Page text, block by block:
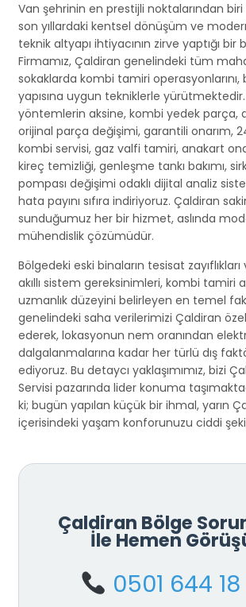
Van şehrinin en prestijli noktalarından
son yıllardaki kentsel dönüşüm ve
teknik altyapı ihtiyacının zirve yaptığı bir
Firmamız, Çaldiran genelindeki tüm
sokaklarda kombi tamiri
yapısına uygun tekniklerle
yöntemlerin aksine, kombi yedek parça,
orijinal parça değişimi, garantili onarım,
kombi servisi, gaz valfi tamiri, anakart
kireç temizliği, genleşme tankı bakımı,
pompası değişimi odaklı dijital analiz
hata payını sıfıra indiriyoruz. Çaldiran
sunduğumuz her bir hizmet, aslında
mühendislik çözümüdür.
Bölgedeki eski binaların tesisat
akıllı sistem gereksinimleri, kombi tamiri
uzmanlık düzeyini belirleyen en temel
genelindeki saha verilerimizi Çaldiran
ederek, lokasyonun nem oranından
dalgalanmalarına kadar her türlü dış
ediyoruz. Bu detaycı yaklaşımımız, bizi
Servisi pazarında lider konuma
ki; bugün yapılan küçük bir ihmal, yarın
içerisindeki yaşam konforunuzu ciddi
Çaldiran Bölge
İle Hemen
0501 644